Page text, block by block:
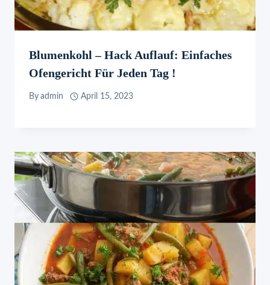
Blumenkohl – Hack Auflauf: Einfaches
Ofengericht Für Jeden Tag !
By admin April 15, 2023